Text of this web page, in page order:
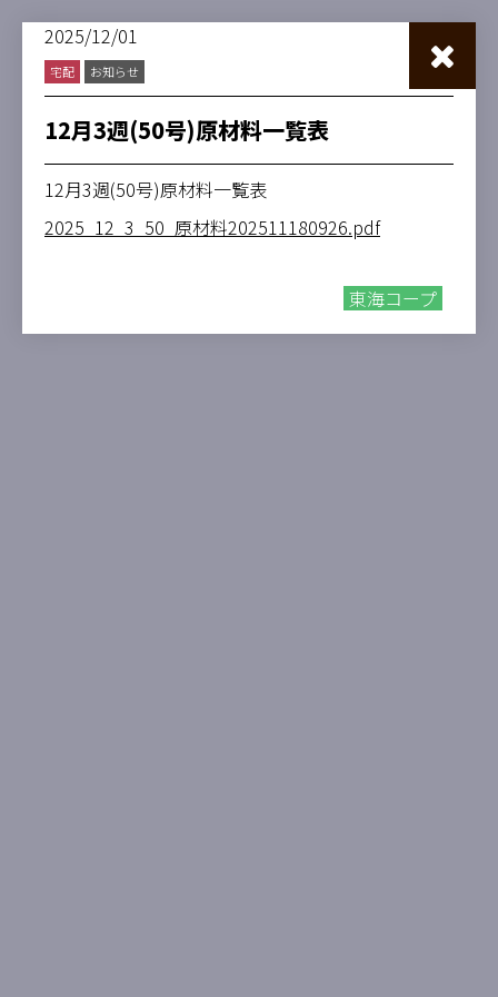
2025/12/01
宅配 お知らせ
12月3週(50号)原材料一覧表
12月3週(50号)原材料一覧表
2025_12_3_50_原材料202511180926.pdf
東海コープ